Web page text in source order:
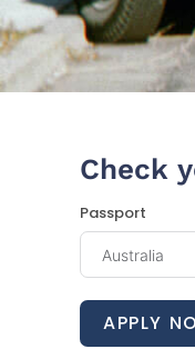
Check
Passport
APPLY